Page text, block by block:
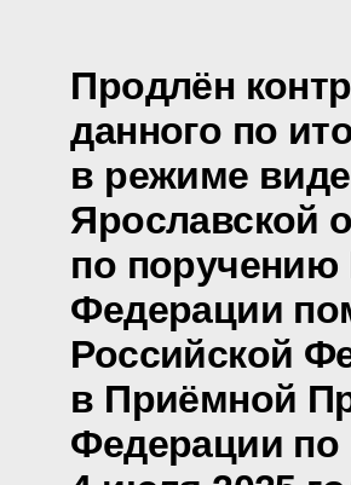
Продлён
данного по
в режиме
Ярославской
по поручению
Федерации
Российской
в Приёмной
Федерации по